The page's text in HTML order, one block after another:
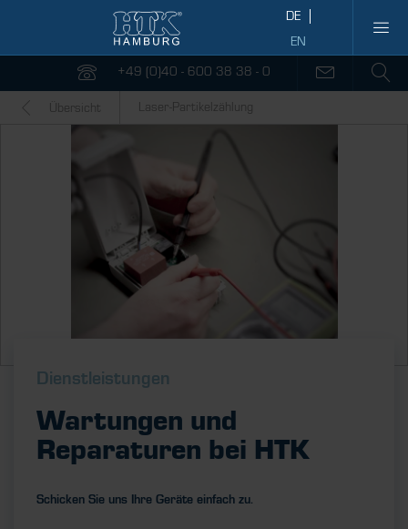
+49 (0)40 - 600 38 38 - 0
Übersicht Laser-Partikelzählung
Dienstleistungen
Wartungen und
Reparaturen bei HTK
Schicken Sie uns Ihre Geräte einfach zu.